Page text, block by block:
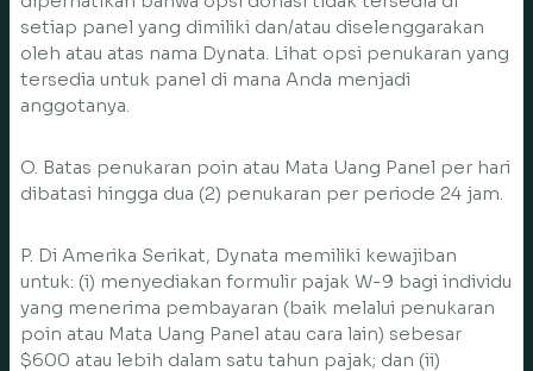
setiap panel yang dimiliki dan/atau diselenggarakan
oleh atau atas nama Dynata. Lihat opsi penukaran yang
tersedia untuk panel di mana Anda menjadi
anggotanya.
O. Batas penukaran poin atau Mata Uang Panel per hari
dibatasi hingga dua (2) penukaran per periode 24 jam.
P. Di Amerika Serikat, Dynata memiliki kewajiban
untuk: (i) menyediakan formulir pajak W-9 bagi individu
yang menerima pembayaran (baik melalui penukaran
poin atau Mata Uang Panel atau cara lain) sebesar
$600 atau lebih dalam satu tahun pajak; dan (ii)